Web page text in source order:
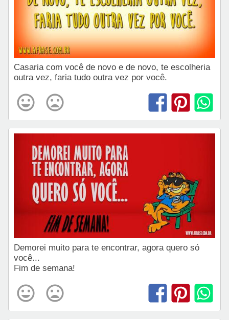
Casaria com você de novo e de novo, te escolheria
outra vez, faria tudo outra vez por você.
Demorei muito para te encontrar, agora quero só
você...
Fim de semana!